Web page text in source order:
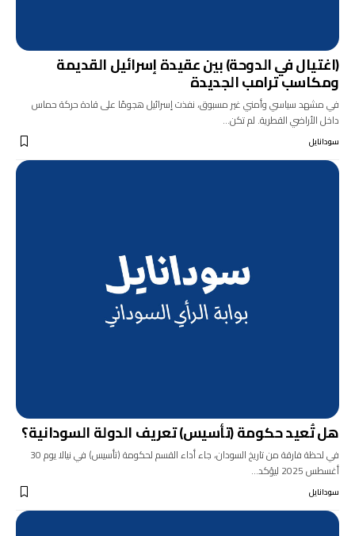
(اغتيال في الدوحة) بين عقيدة إسرائيل القديمة
ومكاسب ترامب الجديدة
في مشهد سياسي وأمني غير مسبوق، نفذت إسرائيل هجومًا على قادة حركة حماس
داخل الأراضي القطرية. لم تكن…
سودانايل
هل تُعيد حكومة (تأسيس) تعريف الدولة السودانية؟
في لحظة فارقة من تاريخ السودان، جاء أداء القسم لحكومة (تأسيس) في نيالا يوم 30
أغسطس 2025 ليؤكد…
سودانايل